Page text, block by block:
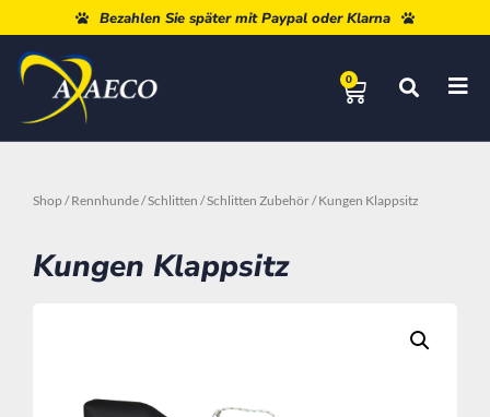
Bezahlen Sie später mit Paypal oder Klarna
0
Shop /Rennhunde/Schlitten /Schlitten Zubehör/ Kungen Klappsitz
Kungen Klappsitz